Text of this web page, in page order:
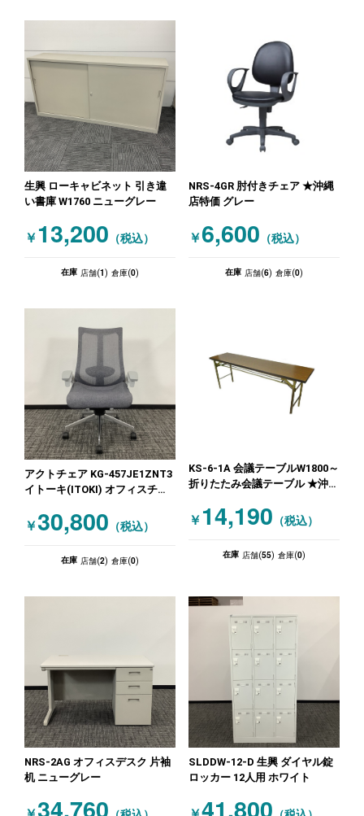
生興 ローキャビネット 引き違
い書庫 W1760 ニューグレー
￥ 13,200 （税込）
在庫 店舗(1) 倉庫(0)
NRS-4GR 肘付きチェア ★沖縄
店特価 グレー
￥6,600 （税込）
在庫 店舗(6) 倉庫(0)
アクトチェア KG-457JE1ZNT3
イトーキ(ITOKI) オフィスチェ
￥30,800 （税込）
在庫 店舗(2) 倉庫(0)
KS-6-1A 会議テーブルW1800～
折りたたみ会議テーブル ★沖縄
￥ 14,190 （税込）
在庫 店舗(55) 倉庫(0)
NRS-2AG オフィスデスク 片袖
机 ニューグレー
34,760
SLDDW-12-D 生興 ダイヤル錠
ロッカー 12人用 ホワイト
41,800